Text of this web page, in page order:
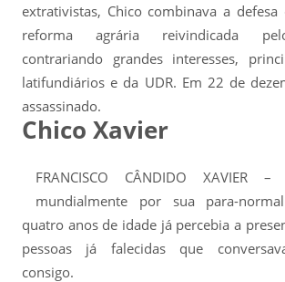
extrativistas, Chico combinava a
reforma agrária reivindicada
contrariando grandes interesses,
latifundiários e da UDR. Em 22 de
assassinado.
Chico Xavier
FRANCISCO CÂNDIDO XAVIER
mundialmente por sua para-
quatro anos de idade já percebia a
pessoas já falecidas que
consigo.